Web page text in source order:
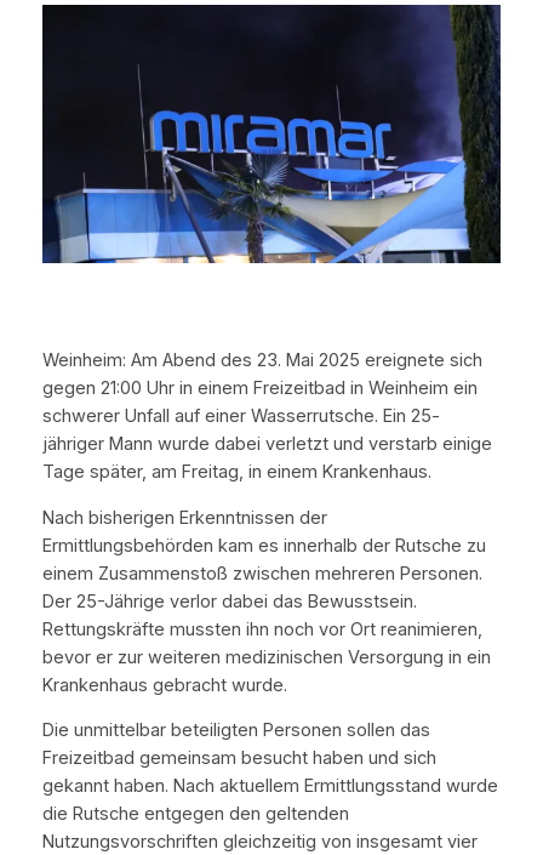
Weinheim: Am Abend des 23. Mai 2025 ereignete sich
gegen 21:00 Uhr in einem Freizeitbad in Weinheim ein
schwerer Unfall auf einer Wasserrutsche. Ein 25-
jähriger Mann wurde dabei verletzt und verstarb einige
Tage später, am Freitag, in einem Krankenhaus.
Nach bisherigen Erkenntnissen der
Ermittlungsbehörden kam es innerhalb der Rutsche zu
einem Zusammenstoß zwischen mehreren Personen.
Der 25-Jährige verlor dabei das Bewusstsein.
Rettungskräfte mussten ihn noch vor Ort reanimieren,
bevor er zur weiteren medizinischen Versorgung in ein
Krankenhaus gebracht wurde.
Die unmittelbar beteiligten Personen sollen das
Freizeitbad gemeinsam besucht haben und sich
gekannt haben. Nach aktuellem Ermittlungsstand wurde
die Rutsche entgegen den geltenden
Nutzungsvorschriften gleichzeitig von insgesamt vier